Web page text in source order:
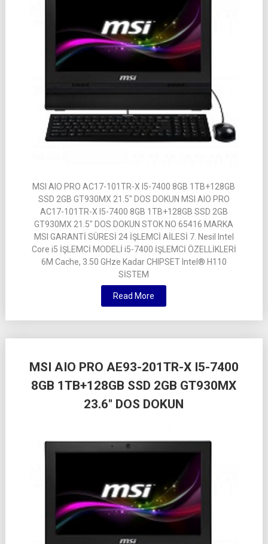
MSI AIO PRO AC17-101TR-X I5-7400 8GB 1TB+128GB
SSD 2GB GT930MX 21.5″ DOS DOKUN MSI AIO PRO
AC17-101TR-X I5-7400 8GB 1TB+128GB SSD 2GB
GT930MX 21.5″ DOS DOKUN STOK NO 65416 MARKA
MSI GARANTİ SÜRESİ 24 İŞLEMCİ AİLESİ 7. Nesil Intel
Core i5 İŞLEMCİ MODELİ i5-7400 İŞLEMCİ ÖZELLİKLERİ
6M Cache, 3.50 GHze Kadar CHIPSET Intel® H110
SİSTEM
Read More
MSI AIO PRO AE93-201TR-X I5-7400
8GB 1TB+128GB SSD 2GB GT930MX
23.6″ DOS DOKUN